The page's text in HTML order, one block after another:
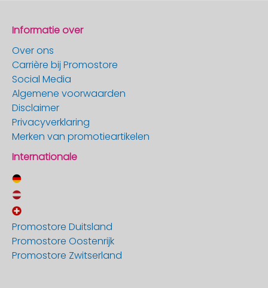
Informatie over
Over ons
Carrière bij Promostore
Social Media
Algemene voorwaarden
Disclaimer
Privacyverklaring
Merken van promotieartikelen
Internationale
Promostore Duitsland
Promostore Oostenrijk
Promostore Zwitserland